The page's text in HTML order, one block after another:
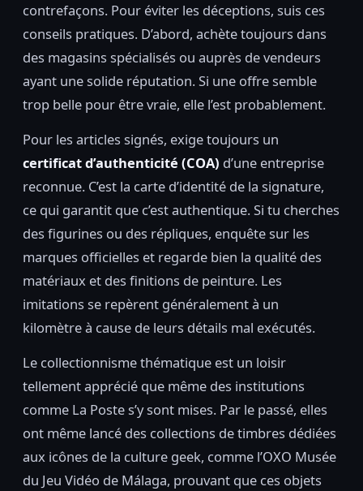
contrefaçons. Pour éviter les déceptions, suis ces
conseils pratiques. D’abord, achète toujours dans
des magasins spécialisés ou auprès de vendeurs
ayant une solide réputation. Si une offre semble
trop belle pour être vraie, elle l’est probablement.
Pour les articles signés, exige toujours un
certificat d’authenticité (COA) d’une entreprise
reconnue. C’est la carte d’identité de la signature,
ce qui garantit que c’est authentique. Si tu cherches
des figurines ou des répliques, enquête sur les
marques officielles et regarde bien la qualité des
matériaux et des finitions de peinture. Les
imitations se repèrent généralement à un
kilomètre à cause de leurs détails mal exécutés.
Le collectionnisme thématique est un loisir
tellement apprécié que même des institutions
comme La Poste s’y sont mises. Par le passé, elles
ont même lancé des collections de timbres dédiées
aux icônes de la culture geek, comme l’OXO Musée
du Jeu Vidéo de Málaga, prouvant que ces objets